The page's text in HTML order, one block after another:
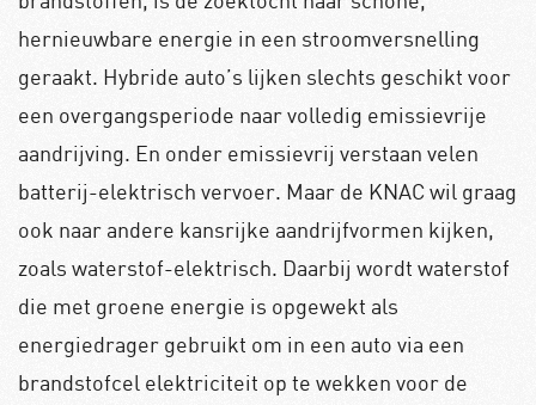
hernieuwbare energie in een stroomversnelling
geraakt. Hybride auto’s lijken slechts geschikt voor
een overgangsperiode naar volledig emissievrije
aandrijving. En onder emissievrij verstaan velen
batterij-elektrisch vervoer. Maar de KNAC wil graag
ook naar andere kansrijke aandrijfvormen kijken,
zoals waterstof-elektrisch. Daarbij wordt waterstof
die met groene energie is opgewekt als
energiedrager gebruikt om in een auto via een
brandstofcel elektriciteit op te wekken voor de